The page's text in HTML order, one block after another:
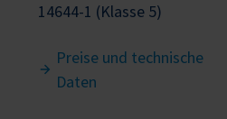
14644-1 (Klasse 5)
Preise und technische
Daten